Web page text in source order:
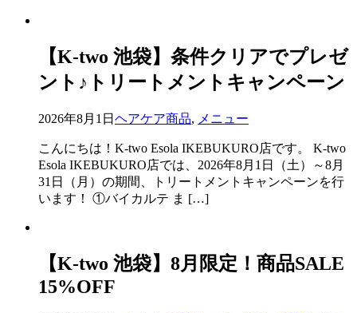
【K-two 池袋】条件クリアでプレゼ
ント♪トリートメントキャンペーン
2026年8月1日 ヘアケア商品, メニュー
こんにちは！K-two Esola IKEBUKURO店です。 K-two
Esola IKEBUKURO店では、2026年8月1日（土）～8月
31日（月）の期間、トリートメントキャンペーンを行
います！ ①バイカルテ ま […]
【K-two 池袋】8月限定！商品SALE
15%OFF